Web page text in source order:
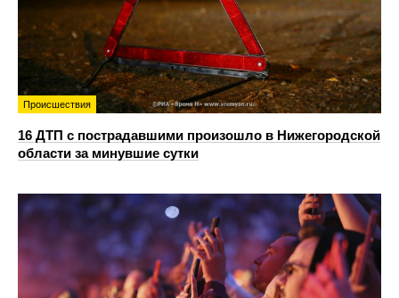
Происшествия
16 ДТП с пострадавшими произошло в Нижегородской
области за минувшие сутки